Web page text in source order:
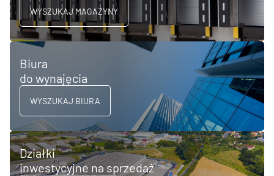
WYSZUKAJ MAGAZYNY
Biura
do wynajęcia
WYSZUKAJ BIURA
Działki
inwestycyjne na sprzedaż